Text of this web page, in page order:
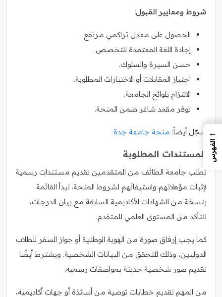
شروط ومعايير القبول:
الحصول على معدل تراكمي مرتفع.
إجادة اللغة المعتمدة للتخصص.
حسن السيرة والسلوك.
اجتياز المقابلات أو الاختبارات المطلوبة.
الالتزام بلوائح الجامعة.
توفر مقعد شاغر ضمن المنحة.
سجّل أيضاً: منحة جامعة جدة
المستندات المطلوبة
تطلب جامعة الطائف من المتقدمين تقديم مستندات رسمية
لإثبات مؤهلاتهم واستيفائهم لشروط المنحة. تبدأ القائمة
بنسخة من الشهادات الأكاديمية السابقة مع بيان الدرجات،
للتأكد من المستوى العلمي للمتقدم.
كما يجب إرفاق صورة من الهوية الوطنية أو جواز السفر للطلاب
الدوليين، وذلك للتحقق من البيانات الشخصية. ويشترط أيضًا
تقديم صور شخصية حديثة بمواصفات رسمية.
من المهم تقديم خطابات توصية من أساتذة أو جهات أكاديمية،
←
الفهرس